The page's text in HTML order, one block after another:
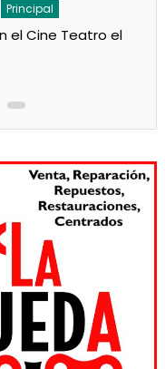
Principal
el Cine Teatro el